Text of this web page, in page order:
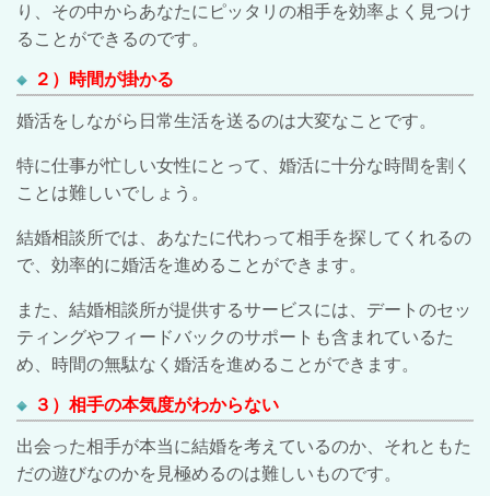
り、その中からあなたにピッタリの相手を効率よく見つけ
ることができるのです。
２）時間が掛かる
婚活をしながら日常生活を送るのは大変なことです。
特に仕事が忙しい女性にとって、婚活に十分な時間を割く
ことは難しいでしょう。
結婚相談所では、あなたに代わって相手を探してくれるの
で、効率的に婚活を進めることができます。
また、結婚相談所が提供するサービスには、デートのセッ
ティングやフィードバックのサポートも含まれているた
め、時間の無駄なく婚活を進めることができます。
３）相手の本気度がわからない
出会った相手が本当に結婚を考えているのか、それともた
だの遊びなのかを見極めるのは難しいものです。